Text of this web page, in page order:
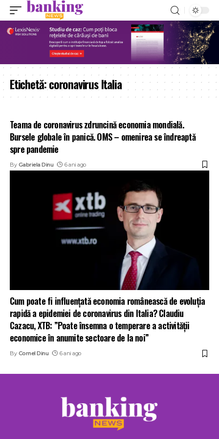
Etichetă:coronavirus Italia
Teama de coronavirus zdruncină economia mondială.
Bursele globale în panică. OMS – omenirea se îndreaptă
spre pandemie
By Gabriela Dinu 6 ani ago
Cum poate fi influențată economia românească de evoluția
rapidă a epidemiei de coronavirus din Italia? Claudiu
Cazacu, XTB: ”Poate însemna o temperare a activității
economice în anumite sectoare de la noi”
By Cornel Dinu 6 ani ago